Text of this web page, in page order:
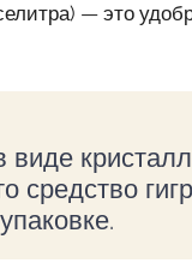
— это
средство